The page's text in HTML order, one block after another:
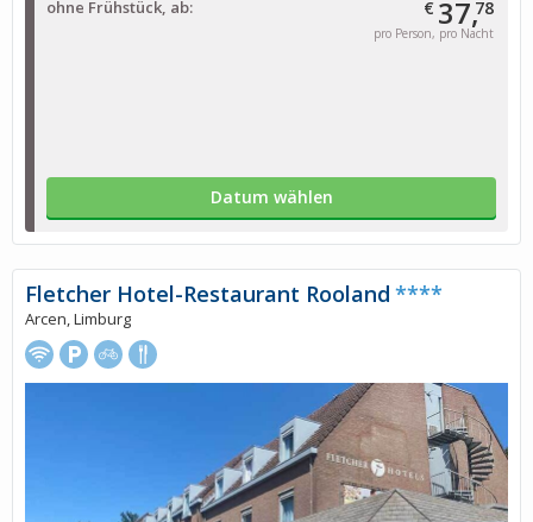
ohne Frühstück, ab:
€ 37,78
pro Person, pro Nacht
Datum wählen
Fletcher Hotel-Restaurant Rooland ****
Arcen, Limburg